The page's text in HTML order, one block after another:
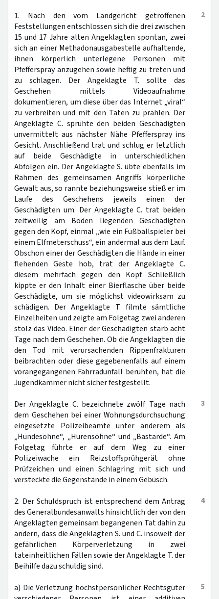
2
1. Nach den vom Landgericht getroffenen
Feststellungen entschlossen sich die drei zwischen
15 und 17 Jahre alten Angeklagten spontan, zwei
sich an einer Methadonausgabestelle aufhaltende,
ihnen körperlich unterlegene Personen mit
Pfefferspray anzugehen sowie heftig zu treten und
zu schlagen. Der Angeklagte T. sollte das
Geschehen mittels Videoaufnahme
dokumentieren, um diese über das Internet „viral“
zu verbreiten und mit den Taten zu prahlen. Der
Angeklagte C. sprühte den beiden Geschädigten
unvermittelt aus nächster Nähe Pfefferspray ins
Gesicht. Anschließend trat und schlug er letztlich
auf beide Geschädigte in unterschiedlichen
Abfolgen ein. Der Angeklagte S. übte ebenfalls im
Rahmen des gemeinsamen Angriffs körperliche
Gewalt aus, so rannte beziehungsweise stieß er im
Laufe des Geschehens jeweils einen der
Geschädigten um. Der Angeklagte C. trat beiden
zeitweilig am Boden liegenden Geschädigten
gegen den Kopf, einmal „wie ein Fußballspieler bei
einem Elfmeterschuss“, ein andermal aus dem Lauf.
Obschon einer der Geschädigten die Hände in einer
flehenden Geste hob, trat der Angeklagte C.
diesem mehrfach gegen den Kopf. Schließlich
kippte er den Inhalt einer Bierflasche über beide
Geschädigte, um sie möglichst videowirksam zu
schädigen. Der Angeklagte T. filmte sämtliche
Einzelheiten und zeigte am Folgetag zwei anderen
stolz das Video. Einer der Geschädigten starb acht
Tage nach dem Geschehen. Ob die Angeklagten die
den Tod mit verursachenden Rippenfrakturen
beibrachten oder diese gegebenenfalls auf einem
vorangegangenen Fahrradunfall beruhten, hat die
Jugendkammer nicht sicher festgestellt.
3
Der Angeklagte C. bezeichnete zwölf Tage nach
dem Geschehen bei einer Wohnungsdurchsuchung
eingesetzte Polizeibeamte unter anderem als
„Hundesöhne“, „Hurensöhne“ und „Bastarde“. Am
Folgetag führte er auf dem Weg zu einer
Polizeiwache ein Reizstoffsprühgerät ohne
Prüfzeichen und einen Schlagring mit sich und
versteckte die Gegenstände in einem Gebüsch.
4
2. Der Schuldspruch ist entsprechend dem Antrag
des Generalbundesanwalts hinsichtlich der von den
Angeklagten gemeinsam begangenen Tat dahin zu
ändern, dass die Angeklagten S. und C. insoweit der
gefährlichen Körperverletzung in zwei
tateinheitlichen Fällen sowie der Angeklagte T. der
Beihilfe dazu schuldig sind.
5
a) Die Verletzung höchstpersönlicher Rechtsgüter